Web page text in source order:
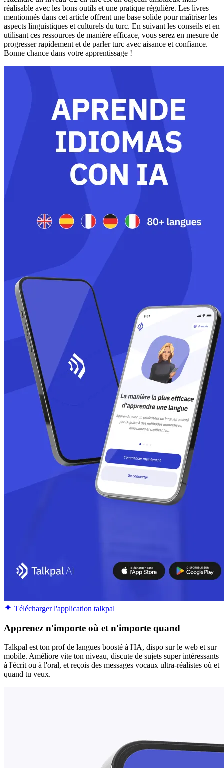
réalisable avec les bons outils et une pratique régulière. Les livres
mentionnés dans cet article offrent une base solide pour maîtriser les
aspects linguistiques et culturels du turc. En suivant les conseils et en
utilisant ces ressources de manière efficace, vous serez en mesure de
progresser rapidement et de parler turc avec aisance et confiance.
Bonne chance dans votre apprentissage !
Télécharger l'application talkpal
Apprenez n'importe où et n'importe quand
Talkpal est ton prof de langues boosté à l'IA, dispo sur le web et sur
mobile. Améliore vite ton niveau, discute de sujets super intéressants
à l'écrit ou à l'oral, et reçois des messages vocaux ultra-réalistes où et
quand tu veux.